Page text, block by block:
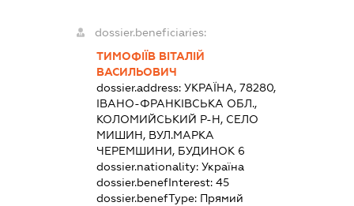
dossier.beneficiaries:
ТИМОФІЇВ ВІТАЛІЙ
ВАСИЛЬОВИЧ
dossier.address:УКРАЇНА, 78280,
ІВАНО-ФРАНКІВСЬКА ОБЛ.,
КОЛОМИЙСЬКИЙ Р-Н, СЕЛО
МИШИН, ВУЛ.МАРКА
ЧЕРЕМШИНИ, БУДИНОК 6
dossier.nationality:Україна
dossier.benefInterest:45
dossier.benefType: Прямий